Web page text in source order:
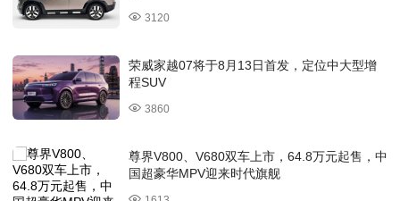
3120
荣威家越07将于8月13日首发，定位中大型增
程SUV
3860
尊界V800、V680双车上市，64.8万元起售，中
国超豪华MPV迎来时代旗舰